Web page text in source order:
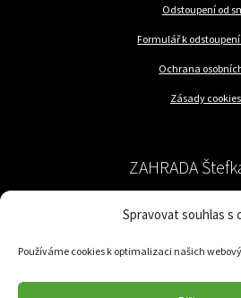
Spravovat souhlas s
Používáme cookies k optimalizaci našich
Odstoupení od
Formulář k
Ochrana
Zásady
ZAHRADA
779 00 Olomouc-